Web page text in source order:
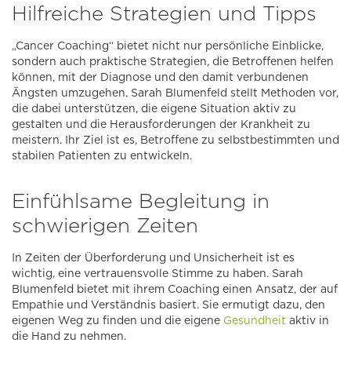
Hilfreiche Strategien und Tipps
„Cancer Coaching“ bietet nicht nur persönliche Einblicke,
sondern auch praktische Strategien, die Betroffenen helfen
können, mit der Diagnose und den damit verbundenen
Ängsten umzugehen. Sarah Blumenfeld stellt Methoden vor,
die dabei unterstützen, die eigene Situation aktiv zu
gestalten und die Herausforderungen der Krankheit zu
meistern. Ihr Ziel ist es, Betroffene zu selbstbestimmten und
stabilen Patienten zu entwickeln.
Einfühlsame Begleitung in
schwierigen Zeiten
In Zeiten der Überforderung und Unsicherheit ist es
wichtig, eine vertrauensvolle Stimme zu haben. Sarah
Blumenfeld bietet mit ihrem Coaching einen Ansatz, der auf
Empathie und Verständnis basiert. Sie ermutigt dazu, den
eigenen Weg zu finden und die eigene Gesundheit aktiv in
die Hand zu nehmen.